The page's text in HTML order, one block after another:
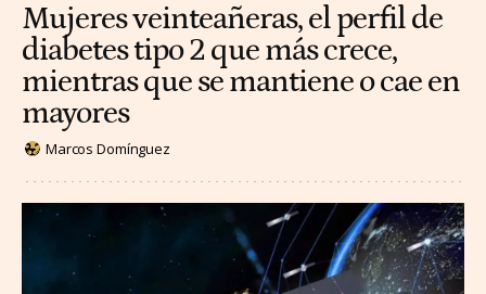
Mujeres veinteañeras, el perfil de
diabetes tipo 2 que más crece,
mientras que se mantiene o cae en
mayores
Marcos Domínguez